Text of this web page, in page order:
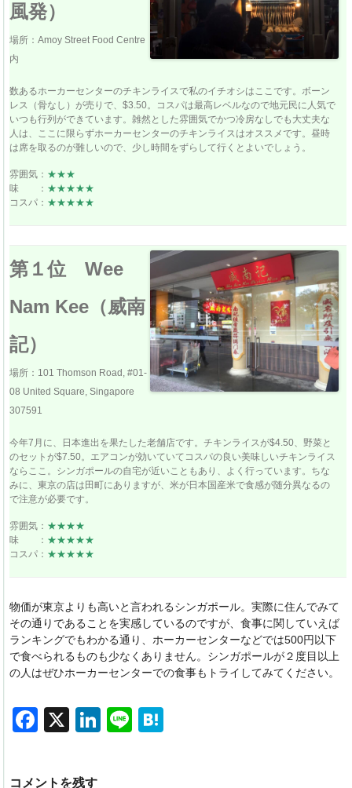
風発）
場所：Amoy Street Food Centre
内
数あるホーカーセンターのチキンライスで私のイチオシはここです。ボーン
レス（骨なし）が売りで、$3.50。コスパは最高レベルなので地元民に人気で
いつも行列ができています。雑然とした雰囲気でかつ冷房なしでも大丈夫な
人は、ここに限らずホーカーセンターのチキンライスはオススメです。昼時
は席を取るのが難しいので、少し時間をずらして行くとよいでしょう。
雰囲気： ★★★
味 ： ★★★★★
コスパ： ★★★★★
第１位 Wee
Nam Kee（威南
記）
場所：101 Thomson Road, #01-
08 United Square, Singapore
307591
今年7月に、日本進出を果たした老舗店です。チキンライスが$4.50、野菜と
のセットが$7.50。エアコンが効いていてコスパの良い美味しいチキンライス
ならここ。シンガポールの自宅が近いこともあり、よく行っています。ちな
みに、東京の店は田町にありますが、米が日本国産米で食感が随分異なるの
で注意が必要です。
雰囲気： ★★★★
味 ： ★★★★★
コスパ： ★★★★★
物価が東京よりも高いと言われるシンガポール。実際に住んでみて
その通りであることを実感しているのですが、食事に関していえば
ランキングでもわかる通り、ホーカーセンターなどでは500円以下
で食べられるものも少なくありません。シンガポールが２度目以上
の人はぜひホーカーセンターでの食事もトライしてみてください。
F
X
Li
Li
コメントを残す